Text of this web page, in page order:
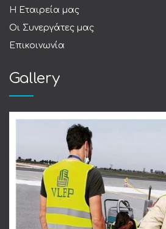
Η Εταιρεία μας
Οι Συνεργάτες μας
Επικοινωνία
Gallery